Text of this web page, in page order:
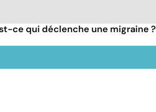
ce qui déclenche une migraine ?